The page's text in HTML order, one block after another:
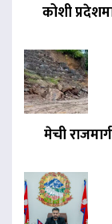
कोशी
मेची